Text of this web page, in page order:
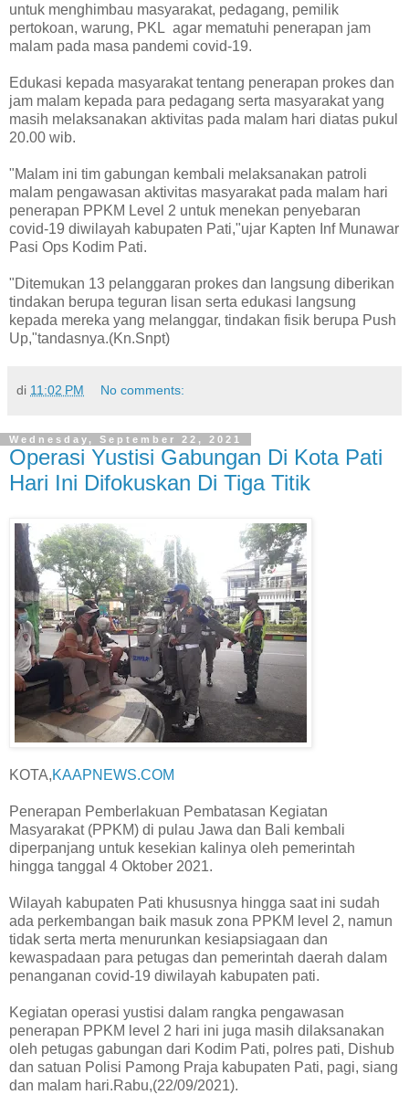
untuk menghimbau masyarakat, pedagang, pemilik
pertokoan, warung, PKL agar mematuhi penerapan jam
malam pada masa pandemi covid-19.
Edukasi kepada masyarakat tentang penerapan prokes dan
jam malam kepada para pedagang serta masyarakat yang
masih melaksanakan aktivitas pada malam hari diatas pukul
20.00 wib.
"Malam ini tim gabungan kembali melaksanakan patroli
malam pengawasan aktivitas masyarakat pada malam hari
penerapan PPKM Level 2 untuk menekan penyebaran
covid-19 diwilayah kabupaten Pati,"ujar Kapten Inf Munawar
Pasi Ops Kodim Pati.
"Ditemukan 13 pelanggaran prokes dan langsung diberikan
tindakan berupa teguran lisan serta edukasi langsung
kepada mereka yang melanggar, tindakan fisik berupa Push
Up,"tandasnya.(Kn.Snpt)
di 11:02 PM No comments:
Wednesday, September 22, 2021
Operasi Yustisi Gabungan Di Kota Pati
Hari Ini Difokuskan Di Tiga Titik
KOTA,KAAPNEWS.COM
Penerapan Pemberlakuan Pembatasan Kegiatan
Masyarakat (PPKM) di pulau Jawa dan Bali kembali
diperpanjang untuk kesekian kalinya oleh pemerintah
hingga tanggal 4 Oktober 2021.
Wilayah kabupaten Pati khususnya hingga saat ini sudah
ada perkembangan baik masuk zona PPKM level 2, namun
tidak serta merta menurunkan kesiapsiagaan dan
kewaspadaan para petugas dan pemerintah daerah dalam
penanganan covid-19 diwilayah kabupaten pati.
Kegiatan operasi yustisi dalam rangka pengawasan
penerapan PPKM level 2 hari ini juga masih dilaksanakan
oleh petugas gabungan dari Kodim Pati, polres pati, Dishub
dan satuan Polisi Pamong Praja kabupaten Pati, pagi, siang
dan malam hari.Rabu,(22/09/2021).